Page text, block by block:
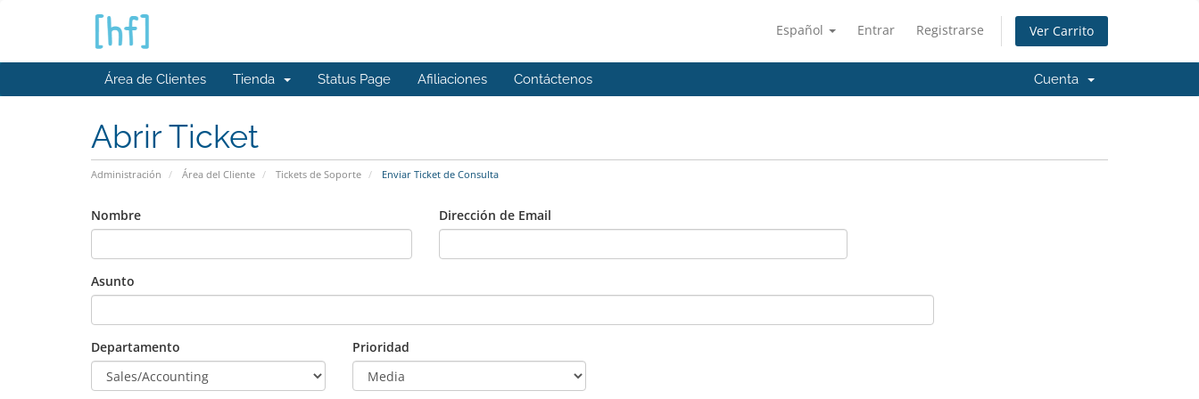
Español Entrar Registrarse Ver Carrito
Área de Clientes Tienda Status Page Afiliaciones Contáctenos Cuenta
Abrir Ticket
Administración Área del Cliente Tickets de Soporte Enviar Ticket de Consulta
Nombre Dirección de Email
Asunto
Departamento Prioridad